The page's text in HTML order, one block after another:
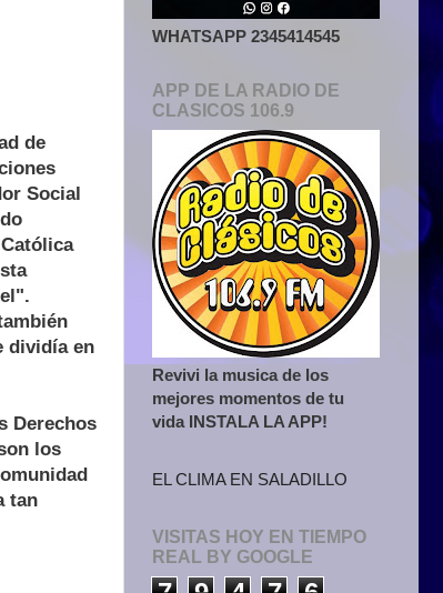
de
Social
dividía en
Derechos
los
tan
WHATSAPP 2345414545
APP DE LA RADIO DE
CLASICOS 106.9
Revivi la musica de los
mejores momentos de tu
vida INSTALA LA APP!
EL CLIMA EN SALADILLO
VISITAS HOY EN TIEMPO
REAL BY GOOGLE